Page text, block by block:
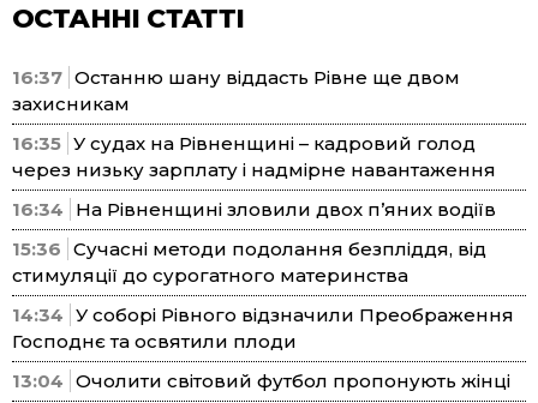
ОСТАННІ СТАТТІ
16:37 Останню шану віддасть Рівне ще двом
захисникам
16:35 У судах на Рівненщині – кадровий голод
через низьку зарплату і надмірне навантаження
16:34
На Рівненщині зловили двох п’яних водіїв
15:36 Сучасні методи подолання безпліддя, від
стимуляції до сурогатного материнства
14:34 У соборі Рівного відзначили Преображення
Господнє та освятили плоди
13:04 Очолити світовий футбол пропонують жінці